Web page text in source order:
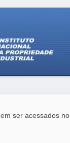
ser acessados no